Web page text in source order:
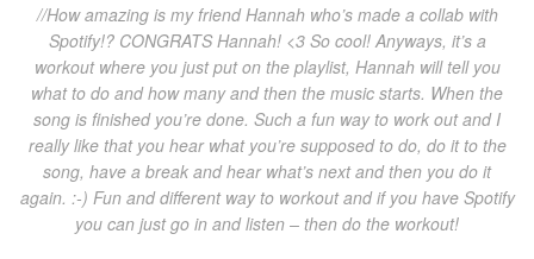
//How amazing is my friend Hannah who’s made a collab with
Spotify!? CONGRATS Hannah! <3 So cool! Anyways, it’s a
workout where you just put on the playlist, Hannah will tell you
what to do and how many and then the music starts. When the
song is finished you’re done. Such a fun way to work out and I
really like that you hear what you’re supposed to do, do it to the
song, have a break and hear what’s next and then you do it
again. :-) Fun and different way to workout and if you have Spotify
you can just go in and listen – then do the workout!